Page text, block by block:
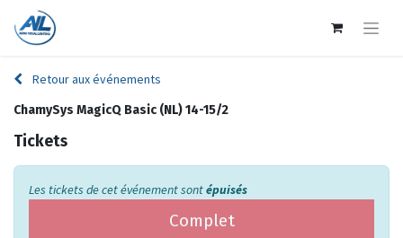
Retour aux événements
ChamySys MagicQ Basic (NL) 14-15/2
Tickets
Les tickets de cet événement sontépuisés
Complet